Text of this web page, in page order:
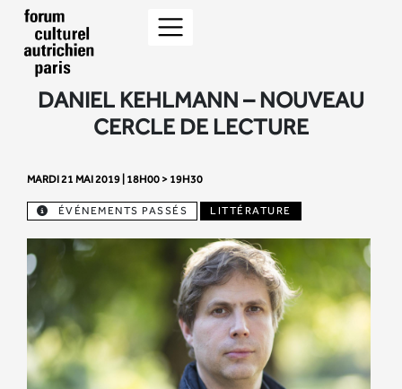
DANIEL KEHLMANN – NOUVEAU
CERCLE DE LECTURE
MARDI 21 MAI 2019 | 18H00 > 19H30
ÉVÉNEMENTS PASSÉS LITTÉRATURE